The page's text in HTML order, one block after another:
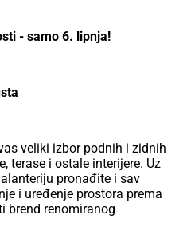
- samo 6. lipnja!
veliki izbor podnih i zidnih
terase i ostale interijere. Uz
pronađite i sav
i uređenje prostora prema
brend renomiranog